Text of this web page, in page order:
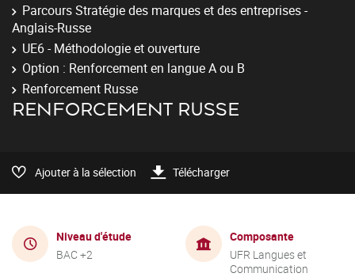
Parcours Stratégie des marques et des entreprises -
Anglais-Russe
UE6 - Méthodologie et ouverture
Option : Renforcement en langue A ou B
Renforcement Russe
RENFORCEMENT RUSSE
Ajouter à la sélection Télécharger
Niveau d'étude
BAC +2
Composante
UFR Langues et
Communication